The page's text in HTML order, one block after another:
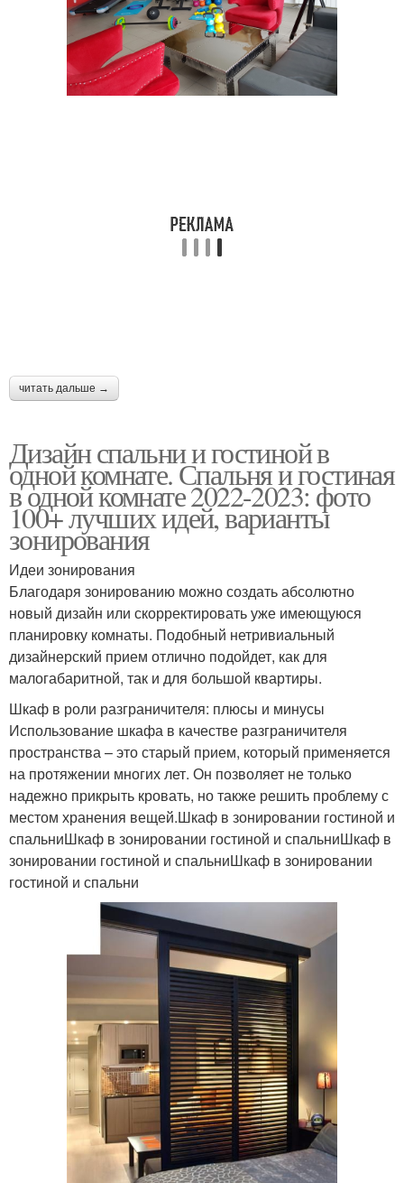
читать дальше →
Дизайн спальни и гостиной в
одной комнате. Спальня и гостиная
в одной комнате 2022-2023: фото
100+ лучших идей, варианты
зонирования
Идеи зонирования
Благодаря зонированию можно создать абсолютно
новый дизайн или скорректировать уже имеющуюся
планировку комнаты. Подобный нетривиальный
дизайнерский прием отлично подойдет, как для
малогабаритной, так и для большой квартиры.
Шкаф в роли разграничителя: плюсы и минусы
Использование шкафа в качестве разграничителя
пространства – это старый прием, который применяется
на протяжении многих лет. Он позволяет не только
надежно прикрыть кровать, но также решить проблему с
местом хранения вещей.Шкаф в зонировании гостиной и
спальниШкаф в зонировании гостиной и спальниШкаф в
зонировании гостиной и спальниШкаф в зонировании
гостиной и спальни